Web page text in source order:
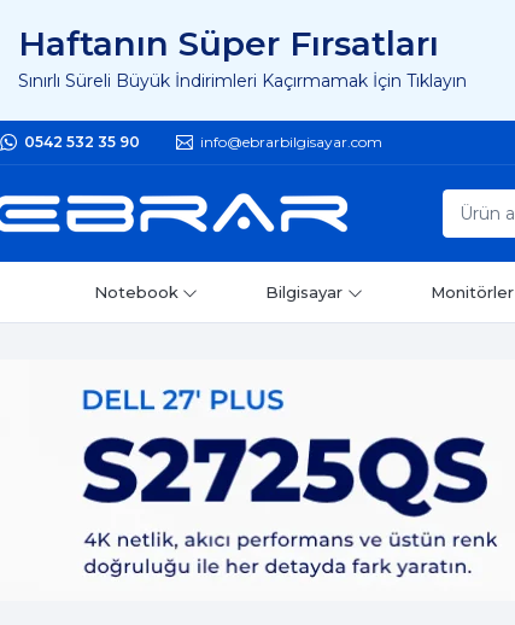
Haftanın Süper Fırsatları
Sınırlı Süreli Büyük İndirimleri Kaçırmamak İçin Tıklayın
0542 532 35 90 info@ebrarbilgisayar.com
Notebook Bilgisayar Monitörler